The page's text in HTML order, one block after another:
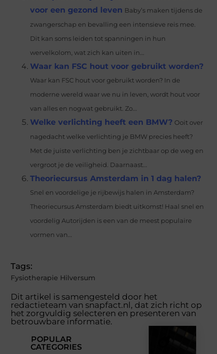
voor een gezond leven Baby’s maken tijdens de
zwangerschap en bevalling een intensieve reis mee.
Dit kan soms leiden tot spanningen in hun
wervelkolom, wat zich kan uiten in...
Waar kan FSC hout voor gebruikt worden?
Waar kan FSC hout voor gebruikt worden? In de
moderne wereld waar we nu in leven, wordt hout voor
van alles en nogwat gebruikt. Zo...
Welke verlichting heeft een BMW? Ooit over
nagedacht welke verlichting je BMW precies heeft?
Met de juiste verlichting ben je zichtbaar op de weg en
vergroot je de veiligheid. Daarnaast...
Theoriecursus Amsterdam in 1 dag halen?
Snel en voordelige je rijbewijs halen in Amsterdam?
Theoriecursus Amsterdam biedt uitkomst! Haal snel en
voordelig Autorijden is een van de meest populaire
vormen van...
Tags:
Fysiotherapie Hilversum
Dit artikel is samengesteld door het
redactieteam van snapfact.nl, dat zich richt op
het zorgvuldig selecteren en presenteren van
betrouwbare informatie.
POPULAR
CATEGORIES